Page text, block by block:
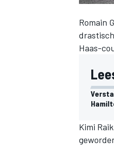
WEC
Romain
Haas-
Kimi